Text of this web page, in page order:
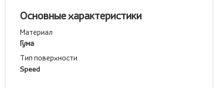
Основные характеристики
Материал
Гума
Тип поверхности
Speed